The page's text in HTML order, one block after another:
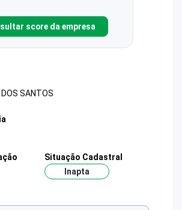
score da empresa
DOS SANTOS
Situação Cadastral
Inapta